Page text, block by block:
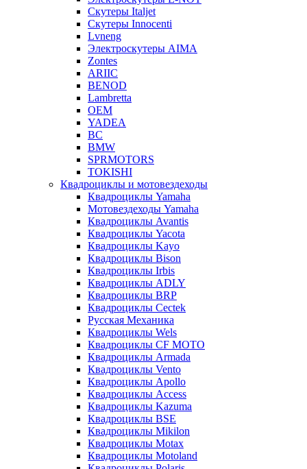
Скутеры Italjet
Скутеры Innocenti
Lvneng
Электроскутеры AIMA
Zontes
ARIIC
BENOD
Lambretta
OEM
YADEA
BC
BMW
SPRMOTORS
TOKISHI
Квадроциклы и мотовездеходы
Квадроциклы Yamaha
Мотовездеходы Yamaha
Квадроциклы Avantis
Квадроциклы Yacota
Квадроциклы Kayo
Квадроциклы Bison
Квадроциклы Irbis
Квадроциклы ADLY
Квадроциклы BRP
Квадроциклы Cectek
Русская Механика
Квадроциклы Wels
Квадроциклы CF MOTO
Квадроциклы Armada
Квадроциклы Vento
Квадроциклы Apollo
Квадроциклы Access
Квадроциклы Kazuma
Квадроциклы BSE
Квадроциклы Mikilon
Квадроциклы Motax
Квадроциклы Motoland